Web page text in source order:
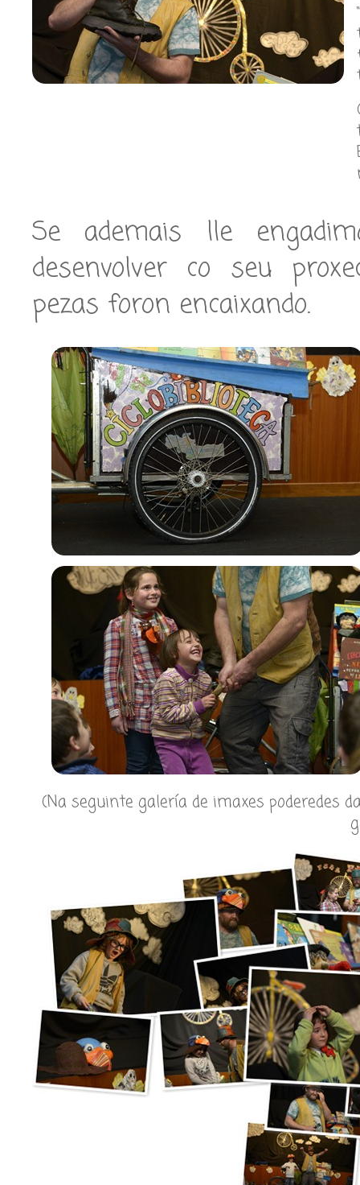
Se ademais lle
desenvolver co seu
pezas foron encaixando.
(Na seguinte galería de imaxes poderedes